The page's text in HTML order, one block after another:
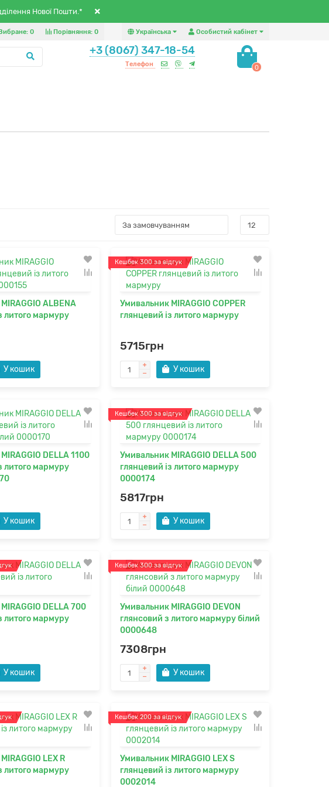
Нової Пошти.*
Особистий кабінет
Українська
Порівняння: 0
0
+3 (8067) 347-18-54
Телефон 0
ALBENA
литого мармуру
У кошик
Кешбек 300 за відгук
Умивальник MIRAGGIO COPPER
глянцевий із литого мармуру
5715грн
У кошик
DELLA 1100
литого мармуру
У кошик
Кешбек 300 за відгук
Умивальник MIRAGGIO DELLA 500
глянцевий із литого мармуру
0000174
5817грн
У кошик
DELLA 700
литого мармуру
У кошик
Кешбек 300 за відгук
Умивальник MIRAGGIO DEVON
глянсовий з литого мармуру білий
0000648
7308грн
У кошик
LEX R
литого мармуру
Кешбек 200 за відгук
Умивальник MIRAGGIO LEX S
глянцевий із литого мармуру
0002014